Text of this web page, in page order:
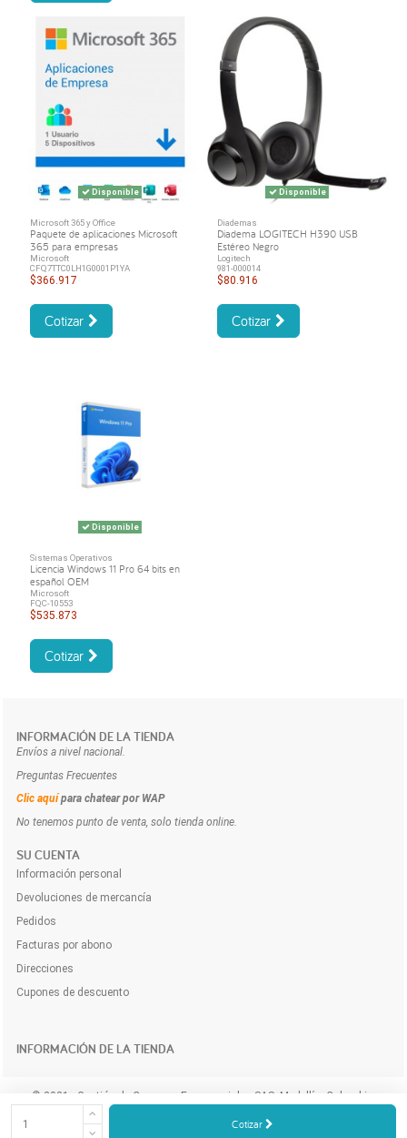
Cotizar
Disponible
Microsoft 365 y Office
Paquete de aplicaciones Microsoft
365 para empresas
Microsoft
CFQ7TTC0LH1G0001P1YA
$366.917
Cotizar
Disponible
Diademas
Diadema LOGITECH H390 USB
Estéreo Negro
Logitech
981-000014
$80.916
Cotizar
Disponible
Sistemas Operativos
Licencia Windows 11 Pro 64 bits en
español OEM
Microsoft
FQC-10553
$535.873
Cotizar
INFORMACIÓN DE LA TIENDA
Envíos a nivel nacional.
Preguntas Frecuentes
Clic aquí para chatear por WAP
No tenemos punto de venta, solo tienda online.
INFORMACIÓN DE LA TIENDA
SU CUENTA
Información personal
Devoluciones de mercancía
Pedidos
Facturas por abono
Direcciones
Cupones de descuento
© 2021 - Gestión de Compras Empresariales SAS. Medellín, Colombia.
Compra y cotiza los productos e insumos para tu empresa a domicilio y